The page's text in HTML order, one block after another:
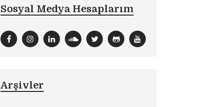
Sosyal Medya Hesaplarım
Arşivler